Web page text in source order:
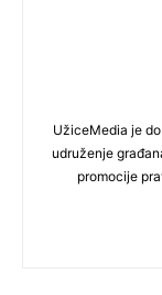
UžiceMedia je
udruženje
promocije